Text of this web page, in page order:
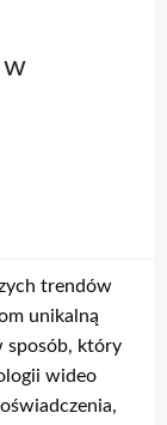
w
trendów
unikalną
sposób, który
wideo